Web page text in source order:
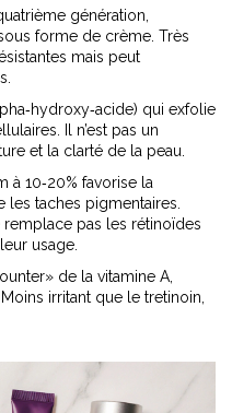
génération,
forme de crème . Très
mais peut
qui exfolie
. Il n’est pas un
et la clarté de la peau.
à 10‑20% favorise la
les taches pigmentaires
pas les rétinoïdes
usage.
de la vitamine A,
. Moins irritant que le tretinoin,